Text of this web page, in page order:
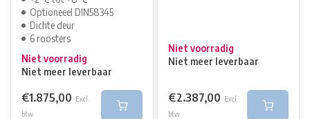
Optioneeel DIN58345
Dichte deur
6 roosters
Niet voorradig
Niet meer leverbaar
€1.875,00 Excl.
btw
Niet voorradig
Niet meer leverbaar
€2.387,00 Excl.
btw